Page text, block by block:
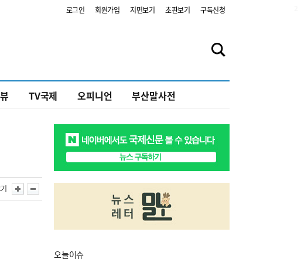
로그인 회원가입 지면보기 초판보기 구독신청
TV국제 오피니언 부산말사전
오늘이슈